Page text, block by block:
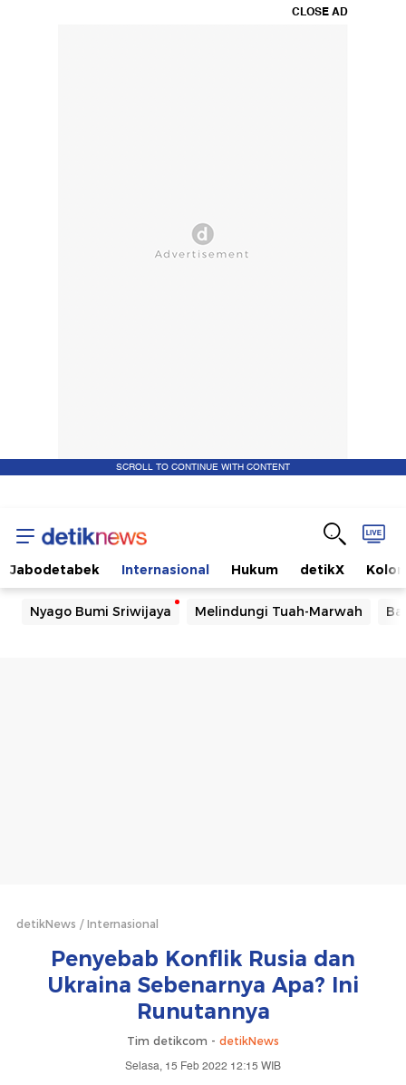
CLOSE AD
SCROLL TO CONTINUE WITH CONTENT
Jabodetabek Internasional Hukum detikX
Nyago Bumi Sriwijaya Melindungi Tuah-Marwah
detikNews Internasional
Penyebab Konflik Rusia dan
Ukraina Sebenarnya Apa? Ini
Runutannya
Tim detikcom - detikNews
Selasa, 15 Feb 2022 12:15 WIB